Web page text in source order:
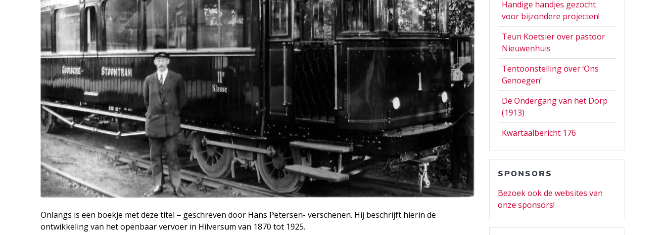
Onlangs is een boekje met deze titel – geschreven door Hans Petersen- verschenen. Hij beschrijft hierin de
ontwikkeling van het openbaar vervoer in Hilversum van 1870 tot 1925.
Handige handjes gezocht
voor bijzondere projecten!
Teun Koetsier over pastoor
Nieuwenhuis
Tentoonstelling over ‘Ons
Genoegen’
De Ondergang van het Dorp
(1913)
Kwartaalbericht 176
SPONSORS
Bezoek ook de websites van
onze sponsors!